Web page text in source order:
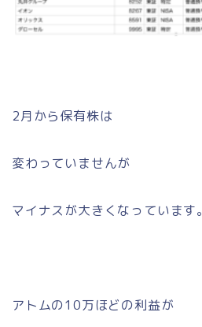
2月から保有株は
変わっていませんが
マイナスが大きくなっています。
アトムの10万ほどの利益が